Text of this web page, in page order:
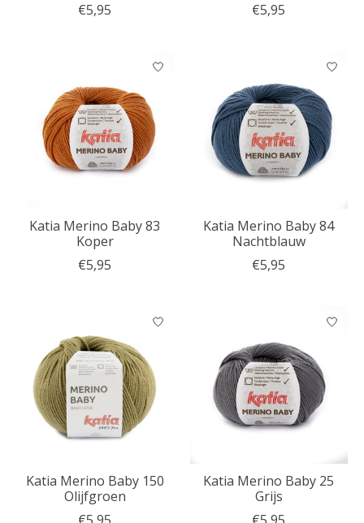
€5,95
€5,95
Katia Merino Baby 83
Koper
€5,95
Katia Merino Baby 84
Nachtblauw
€5,95
Katia Merino Baby 150
Olijfgroen
Katia Merino Baby 25
Grijs